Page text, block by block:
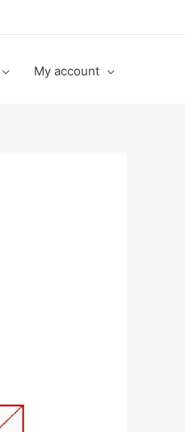
My account